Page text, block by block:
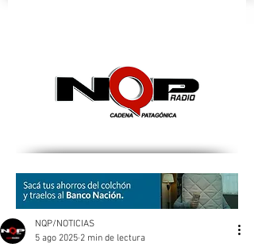
NQP/NOTICIAS
5 ago 2025 2 min de lectura